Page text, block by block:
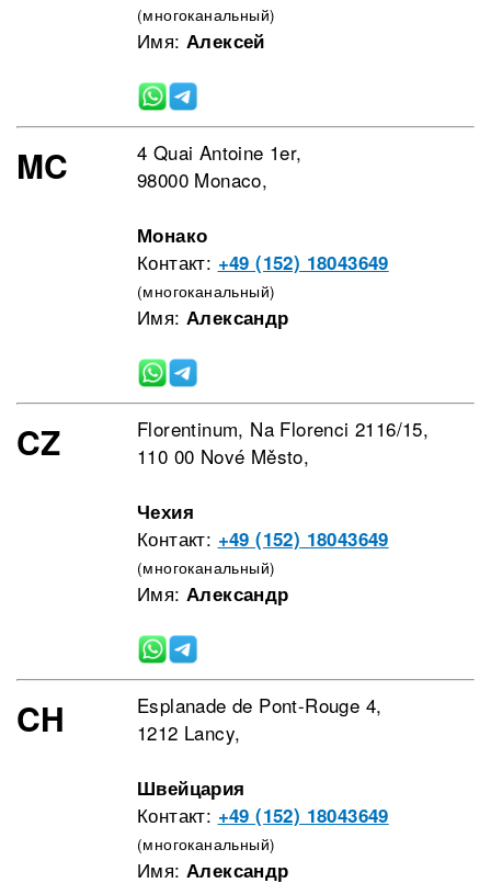
(многоканальный)
Имя: Алексей
MC
4 Quai Antoine 1er,
98000 Monaco,
Монако
Контакт: +49 (152) 18043649
(многоканальный)
Имя: Александр
CZ
Florentinum, Na Florenci 2116/15,
110 00 Nové Město,
Чехия
Контакт: +49 (152) 18043649
(многоканальный)
Имя: Александр
CH
Esplanade de Pont-Rouge 4,
1212 Lancy,
Швейцария
Контакт: +49 (152) 18043649
(многоканальный)
Имя: Александр